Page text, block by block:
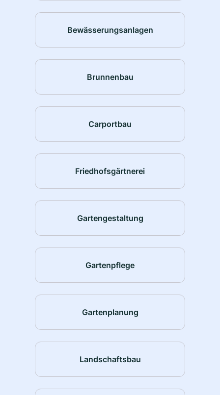
Bewässerungsanlagen
Brunnenbau
Carportbau
Friedhofsgärtnerei
Gartengestaltung
Gartenpflege
Gartenplanung
Landschaftsbau